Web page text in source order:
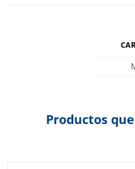
Productos